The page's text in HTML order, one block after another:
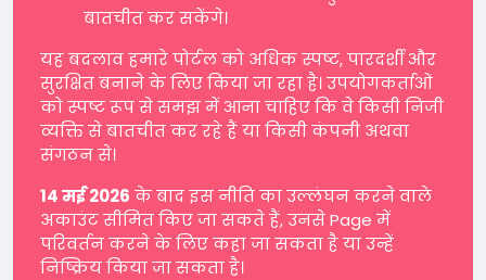
बातचीत कर सकेंगे।
यह बदलाव हमारे पोर्टल को अधिक स्पष्ट, पारदर्शी और
सुरक्षित बनाने के लिए किया जा रहा है। उपयोगकर्ताओं
को स्पष्ट रूप से समझ में आना चाहिए कि वे किसी निजी
व्यक्ति से बातचीत कर रहे हैं या किसी कंपनी अथवा
संगठन से।
14 मई 2026 के बाद इस नीति का उल्लंघन करने वाले
अकाउंट सीमित किए जा सकते हैं, उनसे Page में
परिवर्तन करने के लिए कहा जा सकता है या उन्हें
निष्क्रिय किया जा सकता है।